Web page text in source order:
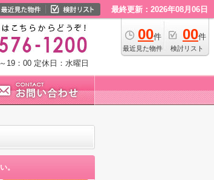
最終更新：2026年08月06日
00件
最近見た物件
00件
検討リスト
19：00 定休日：水曜日
。